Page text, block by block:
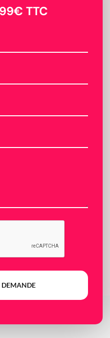
TTC
DEMANDE